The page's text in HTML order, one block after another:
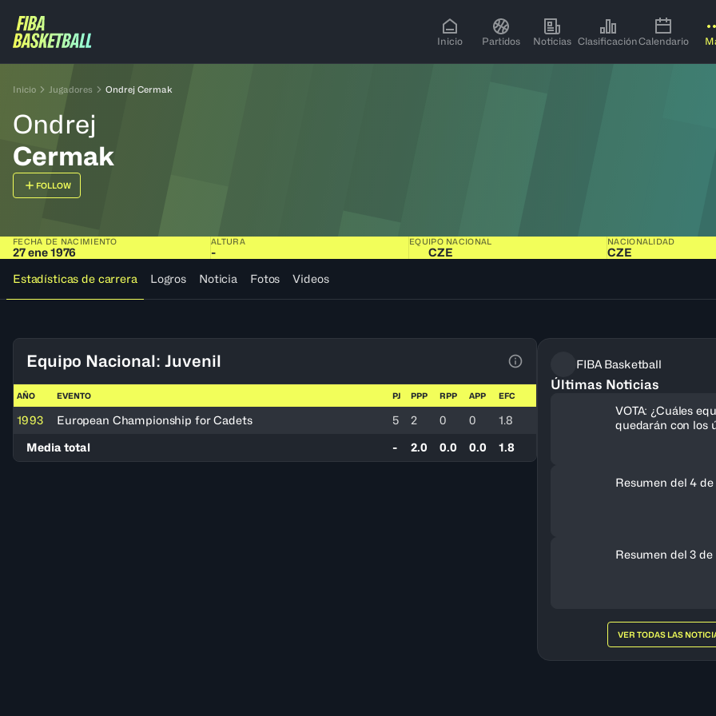
Inicio Partidos Noticias ClasificaciónCalendario
Inicio Jugadores Ondrej Cermak
Ondrej
Cermak
FOLLOW
FECHA DE NACIMIENTO
27 ene 1976
ALTURA
-
EQUIPO NACIONAL
CZE
NACIONALIDAD
CZE
Estadísticas de carrera
Logros Noticia Fotos Videos
Equipo Nacional: Juvenil
Ver la leyenda
AÑO EVENTO PJ PPP RPP APP EFC
1993 European Championship for Cadets 5 2 0 0
1.8
Media total
- 2.0 0.0 0.0 1.8
FIBA Basketball
Últimas Noticias
VOTA: ¿Cuáles
quedarán con los
Resumen del 4 de
Resumen del 3 de
VER TODAS LAS